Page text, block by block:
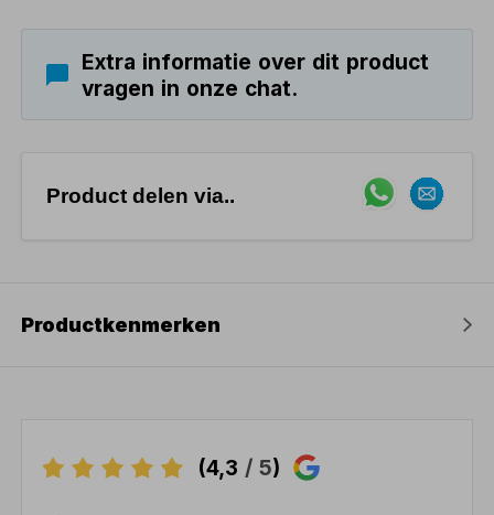
Extra informatie over dit product
vragen in onze chat.
Product delen via..
Productkenmerken
(4,3 / 5)